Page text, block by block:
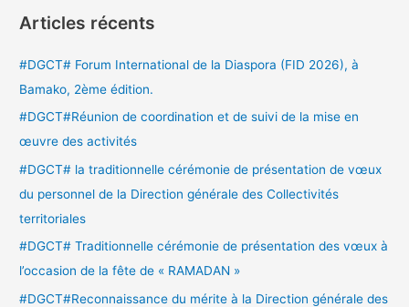
h
r
:
Articles récents
#DGCT# Forum International de la Diaspora (FID 2026), à
Bamako, 2ème édition.
#DGCT#Réunion de coordination et de suivi de la mise en
œuvre des activités
#DGCT# la traditionnelle cérémonie de présentation de vœux
du personnel de la Direction générale des Collectivités
territoriales
#DGCT# Traditionnelle cérémonie de présentation des vœux à
l’occasion de la fête de « RAMADAN »
#DGCT#Reconnaissance du mérite à la Direction générale des